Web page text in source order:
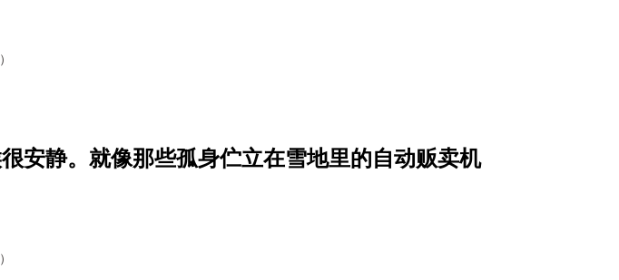
安静。就像那些孤身伫立在雪地里的自动贩卖机